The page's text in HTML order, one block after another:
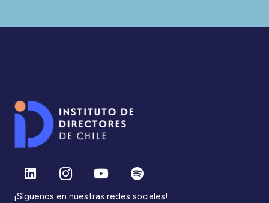
¡Síguenos en nuestras redes sociales!